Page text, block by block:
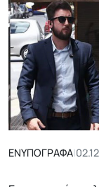
ΕΝΥΠΟΓΡΑΦΑ|